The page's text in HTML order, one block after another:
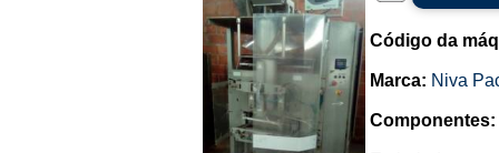
Código da
Marca: Niva
Componentes: